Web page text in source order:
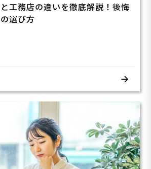
工務店の違いを徹底解説！後悔
選び方